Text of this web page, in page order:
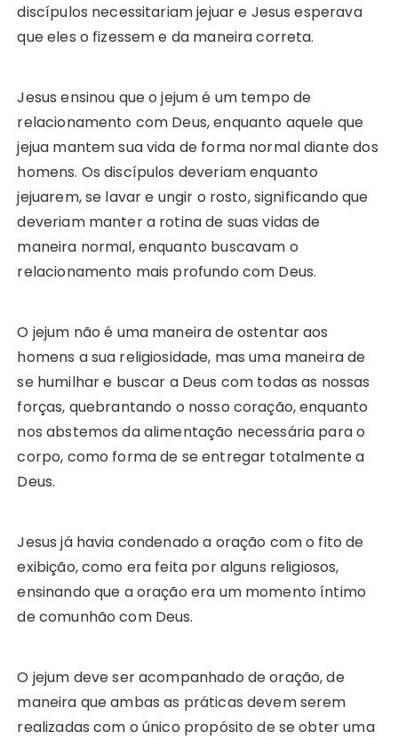
discípulos necessitariam jejuar e Jesus esperava
que eles o fizessem e da maneira correta.
Jesus ensinou que o jejum é um tempo de
relacionamento com Deus, enquanto aquele que
jejua mantem sua vida de forma normal diante dos
homens. Os discípulos deveriam enquanto
jejuarem, se lavar e ungir o rosto, significando que
deveriam manter a rotina de suas vidas de
maneira normal, enquanto buscavam o
relacionamento mais profundo com Deus.
O jejum não é uma maneira de ostentar aos
homens a sua religiosidade, mas uma maneira de
se humilhar e buscar a Deus com todas as nossas
forças, quebrantando o nosso coração, enquanto
nos abstemos da alimentação necessária para o
corpo, como forma de se entregar totalmente a
Deus.
Jesus já havia condenado a oração com o fito de
exibição, como era feita por alguns religiosos,
ensinando que a oração era um momento íntimo
de comunhão com Deus.
O jejum deve ser acompanhado de oração, de
maneira que ambas as práticas devem serem
realizadas com o único propósito de se obter uma